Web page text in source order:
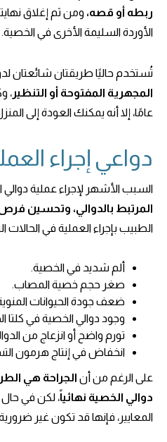
ربطه أو قصه، ومن ثم إغلاق
الأوردة السليمة الأخرى في الخصية.
تُستخدم حاليًا طريقتان شائعتان
المجهرية المفتوحة أو التنظير ،
عامًا، إلا أنه يمكنك العودة إلى
دواعي إجراء
السبب الأشهر لإجراء عملية
المرتبط بالدوالي، وتحسين فرص
الطبيب بإجراء العملية في الحالات
ألم شديد في الخصية.
صغر حجم خصية المصاب.
ضعف جودة الحيوانات
وجود دوالي الخصية في كلتا
تورم واضح أو انزعاج من
انخفاض في إنتاج هرمون
على الرغم من أن الجراحة هي
دوالي الخصية نهائياً، لكن في
المعايير، فإنها قد تكون غير